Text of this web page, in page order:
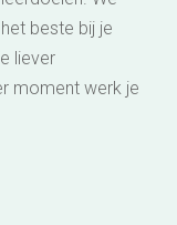
beste bij je
liever
moment werk je